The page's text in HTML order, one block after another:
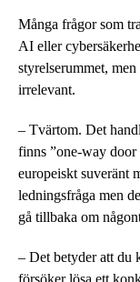
Många frågor som
AI eller
styrelserummet,
irrelevant.
– Tvärtom. Det
finns ”one-way door
europeiskt suveränt
ledningsfråga men
gå tillbaka om
– Det betyder att du
försöker lösa ett